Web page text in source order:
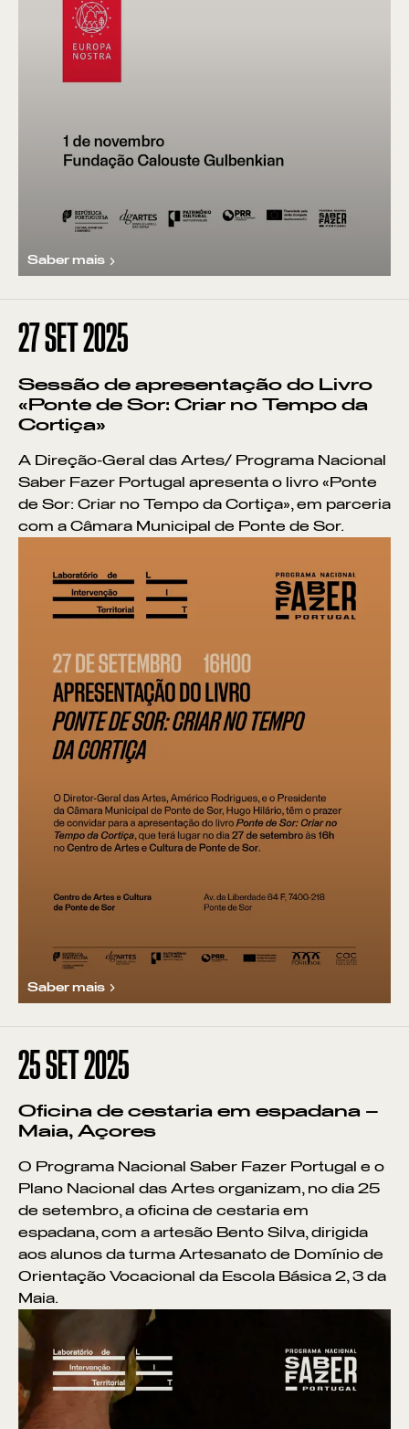
Saber mais
27SET 2025
Sessão de apresentação do Livro
«Ponte de Sor: Criar no Tempo da
Cortiça»
A Direção-Geral das Artes/ Programa Nacional
Saber Fazer Portugal apresenta o livro «Ponte
de Sor: Criar no Tempo da Cortiça», em parceria
com a Câmara Municipal de Ponte de Sor.
Saber mais
25SET 2025
Oficina de cestaria em espadana –
Maia, Açores
O Programa Nacional Saber Fazer Portugal e o
Plano Nacional das Artes organizam, no dia 25
de setembro, a oficina de cestaria em
espadana, com a artesão Bento Silva, dirigida
aos alunos da turma Artesanato de Domínio de
Orientação Vocacional da Escola Básica 2, 3 da
Maia.